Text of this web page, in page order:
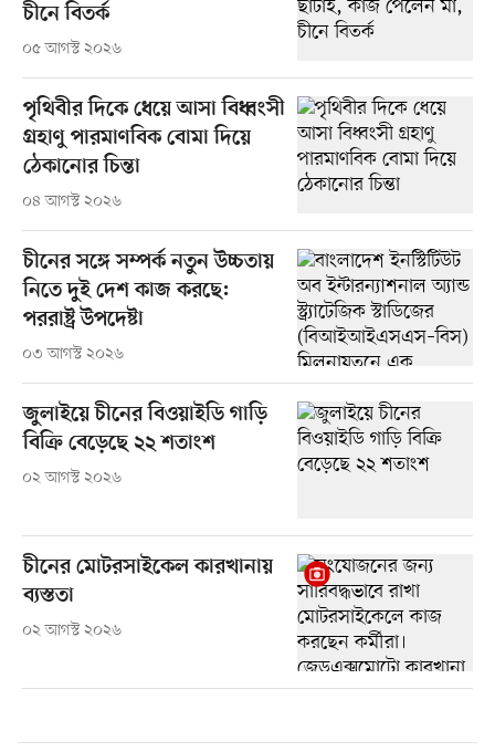
চীনে বিতর্ক
০৫ আগস্ট ২০২৬
পৃথিবীর দিকে ধেয়ে আসা বিধ্বংসী
গ্রহাণু পারমাণবিক বোমা দিয়ে
ঠেকানোর চিন্তা
০৪ আগস্ট ২০২৬
চীনের সঙ্গে সম্পর্ক নতুন উচ্চতায়
নিতে দুই দেশ কাজ করছে:
পররাষ্ট্র উপদেষ্টা
০৩ আগস্ট ২০২৬
জুলাইয়ে চীনের বিওয়াইডি গাড়ি
বিক্রি বেড়েছে ২২ শতাংশ
০২ আগস্ট ২০২৬
চীনের মোটরসাইকেল কারখানায়
ব্যস্ততা
০২ আগস্ট ২০২৬